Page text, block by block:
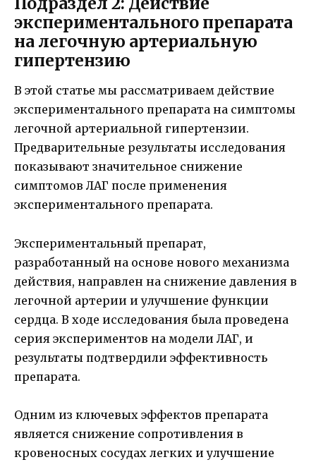
экспериментального препарата
на легочную артериальную
гипертензию
В этой статье мы рассматриваем действие
экспериментального препарата на симптомы
легочной артериальной гипертензии.
Предварительные результаты исследования
показывают значительное снижение
симптомов ЛАГ после применения
экспериментального препарата.
Экспериментальный препарат,
разработанный на основе нового механизма
действия, направлен на снижение давления в
легочной артерии и улучшение функции
сердца. В ходе исследования была проведена
серия экспериментов на модели ЛАГ, и
результаты подтвердили эффективность
препарата.
Одним из ключевых эффектов препарата
является снижение сопротивления в
кровеносных сосудах легких и улучшение